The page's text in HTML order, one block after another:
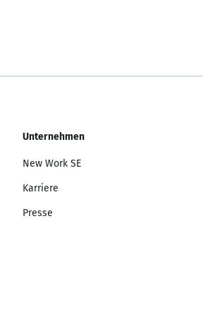
Unternehmen
New Work SE
Karriere
Presse